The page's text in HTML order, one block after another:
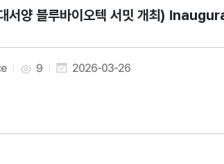
서양 블루바이오텍 서밋 개최)
9 2026-03-26